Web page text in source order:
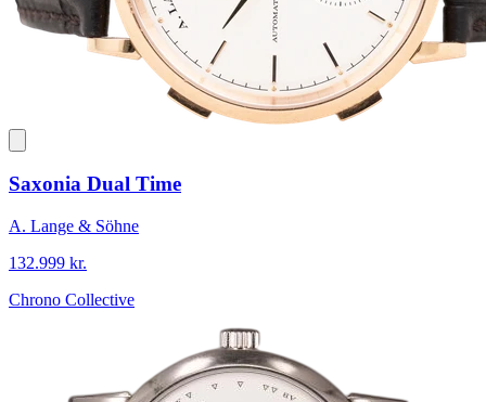
Saxonia Dual Time
A. Lange & Söhne
132.999 kr.
Chrono Collective